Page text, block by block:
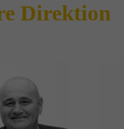
Direktion